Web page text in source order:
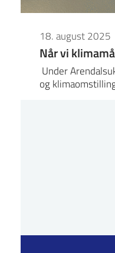
18. august 2025
Når vi
Under
og